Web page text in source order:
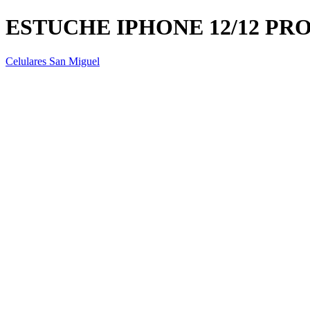
ESTUCHE IPHONE 12/12
Celulares San Miguel